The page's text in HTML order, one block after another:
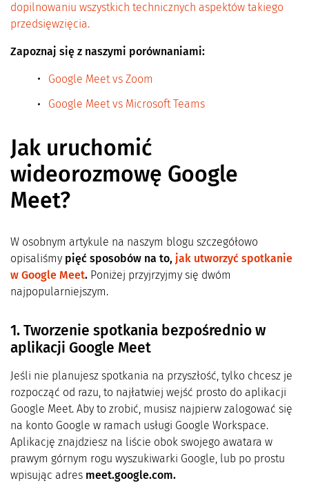
dopilnowaniu wszystkich technicznych aspektów takiego
przedsięwzięcia.
Zapoznaj się z naszymi porównaniami:
Google Meet vs Zoom
Google Meet vs Microsoft Teams
Jak uruchomić
wideorozmowę Google
Meet?
W osobnym artykule na naszym blogu szczegółowo
opisaliśmy pięć sposobów na to, jak utworzyć spotkanie
w Google Meet. Poniżej przyjrzyjmy się dwóm
najpopularniejszym.
1. Tworzenie spotkania bezpośrednio w
aplikacji Google Meet
Jeśli nie planujesz spotkania na przyszłość, tylko chcesz je
rozpocząć od razu, to najłatwiej wejść prosto do aplikacji
Google Meet. Aby to zrobić, musisz najpierw zalogować się
na konto Google w ramach usługi Google Workspace.
Aplikację znajdziesz na liście obok swojego awatara w
prawym górnym rogu wyszukiwarki Google, lub po prostu
wpisując adres meet.google.com.